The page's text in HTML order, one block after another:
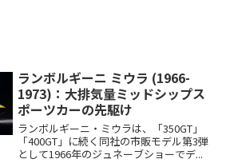
ランボルギーニ ミウラ (1966-
1973)：大排気量ミッドシップス
ポーツカーの先駆け
ランボルギーニ・ミウラは、「350GT」
「400GT」に続く同社の市販モデル第3弾
として1966年のジュネーブショーでデ...